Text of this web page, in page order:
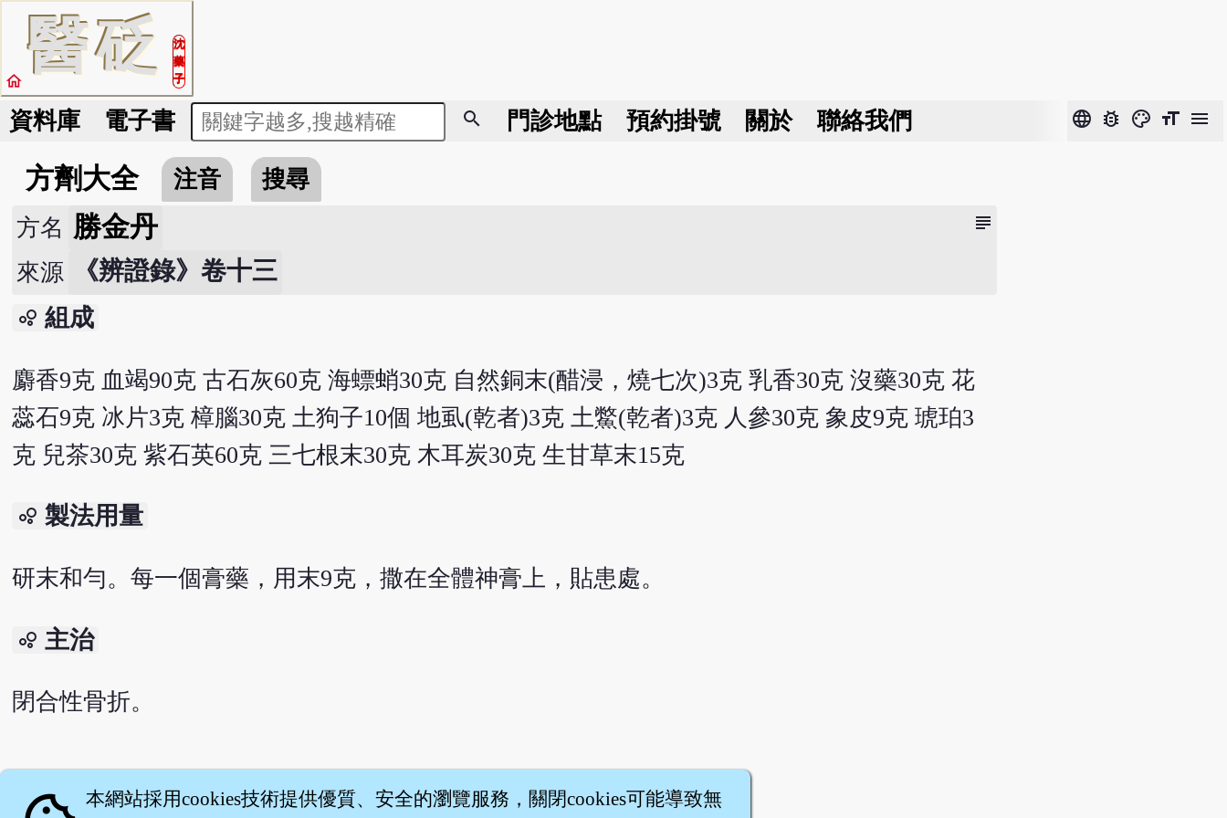
醫砭
沈
藥
子
home
資料庫 電子書 search 門診地點 預約掛號 關於 聯絡我們 language bug_report color_lens format_size menu
方劑大全 注音 搜尋
subject
方名 勝金丹
來源 《辨證錄》卷十三
bubble_chart 組成
麝香9克 血竭90克 古石灰60克 海螵蛸30克 自然銅末(醋浸，燒七次)3克 乳香30克 沒藥30克 花
蕊石9克 冰片3克 樟腦30克 土狗子10個 地虱(乾者)3克 土鱉(乾者)3克 人參30克 象皮9克 琥珀3
克 兒茶30克 紫石英60克 三七根末30克 木耳炭30克 生甘草末15克
bubble_chart 製法用量
研末和勻。每一個膏藥，用末9克，撒在全體神膏上，貼患處。
bubble_chart 主治
閉合性骨折。
English version
本網站採用cookies技術提供優質、安全的瀏覽服務，關閉cookies可能導致無